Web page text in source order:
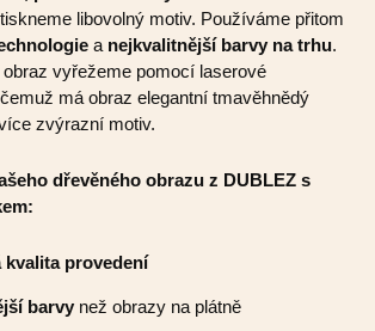
libovolný motiv. Používáme přitom
a nejkvalitnější barvy na trhu.
vyřežeme pomocí laserové
má obraz elegantní tmavěhnědý
zvýrazní motiv.
dřevěného obrazu z DUBLEZ s
kvalita provedení
barvy než obrazy na plátně